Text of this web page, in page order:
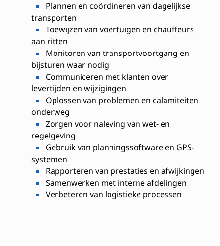
Plannen en coördineren van dagelijkse
transporten
Toewijzen van voertuigen en chauffeurs
aan ritten
Monitoren van transportvoortgang en
bijsturen waar nodig
Communiceren met klanten over
levertijden en wijzigingen
Oplossen van problemen en calamiteiten
onderweg
Zorgen voor naleving van wet- en
regelgeving
Gebruik van planningssoftware en GPS-
systemen
Rapporteren van prestaties en afwijkingen
Samenwerken met interne afdelingen
Verbeteren van logistieke processen